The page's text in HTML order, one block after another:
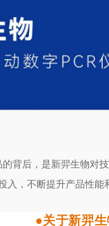
背后，是新羿生物
，不断提升产品性能
●关于新羿